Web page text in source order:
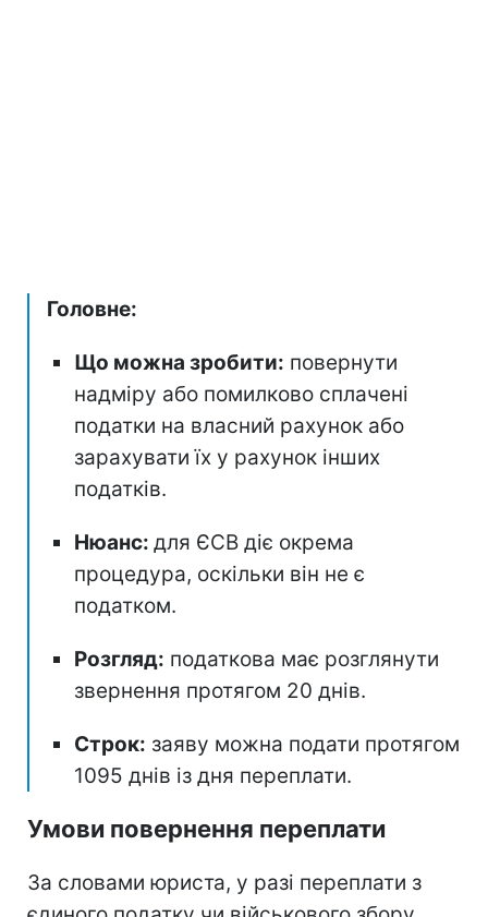
Головне:
Що можна зробити: повернути
надміру або помилково сплачені
податки на власний рахунок або
зарахувати їх у рахунок інших
податків.
Нюанс: для ЄСВ діє окрема
процедура, оскільки він не є
податком.
Розгляд: податкова має розглянути
звернення протягом 20 днів.
Строк: заяву можна подати протягом
1095 днів із дня переплати.
Умови повернення переплати
За словами юриста, у разі переплати з